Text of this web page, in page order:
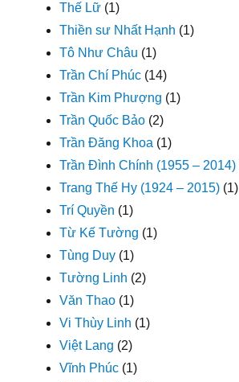
Thế Lữ (1)
Thiền sư Nhất Hạnh (1)
Tô Như Châu (1)
Trần Chí Phúc (14)
Trần Kim Phượng (1)
Trần Quốc Bảo (2)
Trần Đăng Khoa (1)
Trần Đình Chính (1955 – 2014)
Trang Thế Hy (1924 – 2015) (1)
Trí Quyền (1)
Từ Kế Tường (1)
Tùng Duy (1)
Tường Linh (2)
Văn Thao (1)
Vi Thùy Linh (1)
Việt Lang (2)
Vĩnh Phúc (1)